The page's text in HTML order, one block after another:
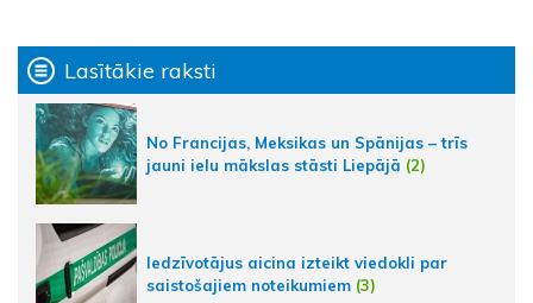
Lasītākie raksti
No Francijas, Meksikas un Spānijas – trīs
jauni ielu mākslas stāsti Liepājā (2)
Iedzīvotājus aicina izteikt viedokli par
saistošajiem noteikumiem (3)